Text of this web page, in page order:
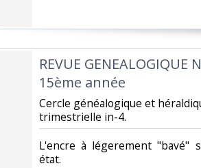
‎REVUE GENEALOGIQUE
15ème année‎
‎Cercle généalogique et
trimestrielle in-4.‎
‎L'encre à légerement "bavé"
état.‎